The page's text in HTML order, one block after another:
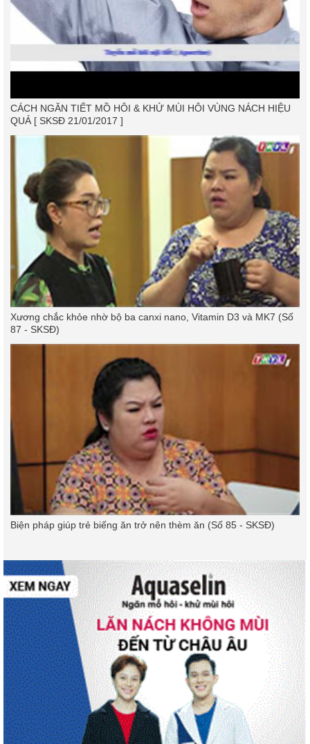
CÁCH NGĂN TIẾT MỒ HÔI & KHỬ MÙI HÔI VÙNG NÁCH HIỆU
QUẢ [ SKSĐ 21/01/2017 ]
Xương chắc khỏe nhờ bộ ba canxi nano, Vitamin D3 và MK7 (Số
87 - SKSĐ)
Biện pháp giúp trẻ biếng ăn trở nên thèm ăn (Số 85 - SKSĐ)